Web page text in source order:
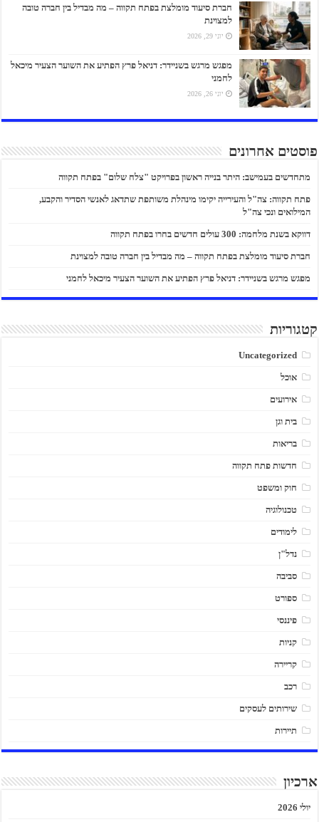
חברת סיעוד מומלצת בפתח תקווה – מה מבדיל בין חברה טובה
למצוינת
יוני 29, 2026
מפגש מרגש בשניידר: דניאל פרץ הפתיע את השוער הצעיר מיכאל
לחמני
יוני 26, 2026
פוסטים אחרונים
מתחדשים בעמישב: היתר בנייה ראשון בפרויקט "צלח שלום" בפתח תקווה
פתח תקווה: צה"ל והעירייה יקימו מינהלת משותפת שתדאג לאנשי הסדיר והקבע,
המילואים ונכי צה"ל
דווקא בשנת מלחמה: 300 עולים חדשים בחרו בפתח תקווה
חברת סיעוד מומלצת בפתח תקווה – מה מבדיל בין חברה טובה למצוינת
מפגש מרגש בשניידר: דניאל פרץ הפתיע את השוער הצעיר מיכאל לחמני
קטגוריות
Uncategorized
אוכל
אירועים
בית וגן
בריאות
חדשות פתח תקווה
חוק ומשפט
טכנולוגיה
לימודים
נדל"ן
סביבה
ספורט
פיננסי
קניות
קריירה
רכב
שירותים לעסקים
תיירות
ארכיון
יולי 2026